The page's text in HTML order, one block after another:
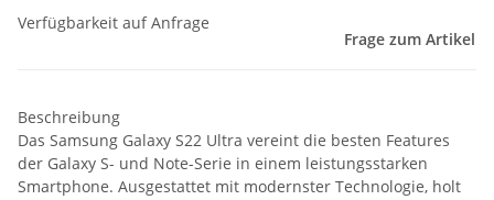
Verfügbarkeit auf Anfrage
Frage zum Artikel
Beschreibung
Das Samsung Galaxy S22 Ultra vereint die besten Features
der Galaxy S- und Note-Serie in einem leistungsstarken
Smartphone. Ausgestattet mit modernster Technologie, holt